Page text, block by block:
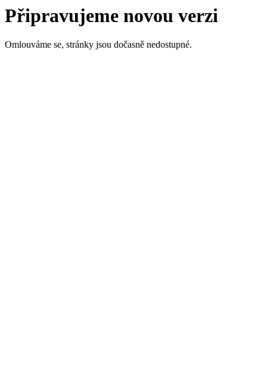
Připravujeme novou verzi
Omlouváme se, stránky jsou dočasně nedostupné.